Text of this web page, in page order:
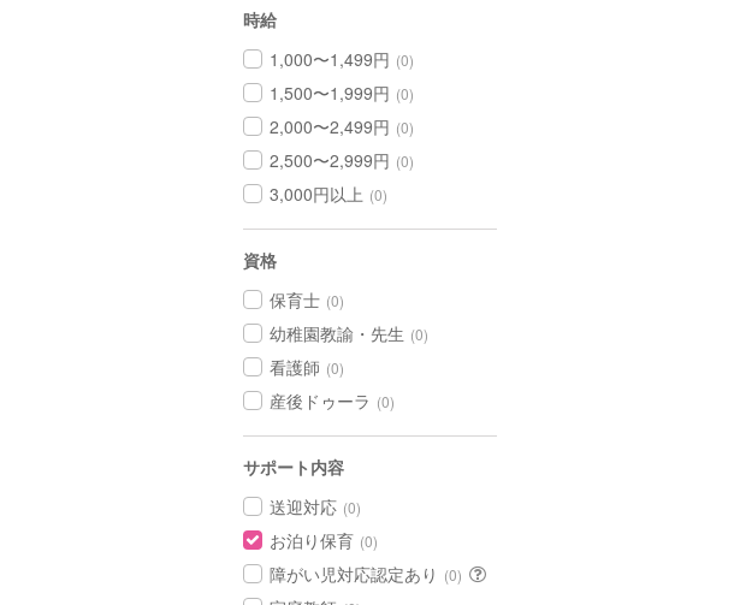
時給
1,000〜1,499円 (0)
1,500〜1,999円 (0)
2,000〜2,499円 (0)
2,500〜2,999円 (0)
3,000円以上 (0)
資格
保育士 (0)
幼稚園教諭・先生 (0)
看護師 (0)
産後ドゥーラ (0)
サポート内容
送迎対応 (0)
お泊り保育 (0)
障がい児対応認定あり (0)